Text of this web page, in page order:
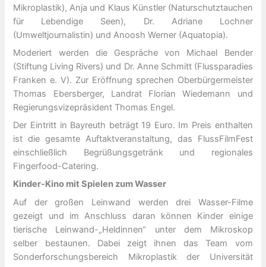
Mikroplastik), Anja und Klaus Künstler (Naturschutztauchen
für Lebendige Seen), Dr. Adriane Lochner
(Umweltjournalistin) und Anoosh Werner (Aquatopia).
Moderiert werden die Gespräche von Michael Bender
(Stiftung Living Rivers) und Dr. Anne Schmitt (Flussparadies
Franken e. V). Zur Eröffnung sprechen Oberbürgermeister
Thomas Ebersberger, Landrat Florian Wiedemann und
Regierungsvizepräsident Thomas Engel.
Der Eintritt in Bayreuth beträgt 19 Euro. Im Preis enthalten
ist die gesamte Auftaktveranstaltung, das FlussFilmFest
einschließlich Begrüßungsgetränk und regionales
Fingerfood-Catering.
Kinder-Kino mit Spielen zum Wasser
Auf der großen Leinwand werden drei Wasser-Filme
gezeigt und im Anschluss daran können Kinder einige
tierische Leinwand-„Heldinnen“ unter dem Mikroskop
selber bestaunen. Dabei zeigt ihnen das Team vom
Sonderforschungsbereich Mikroplastik der Universität